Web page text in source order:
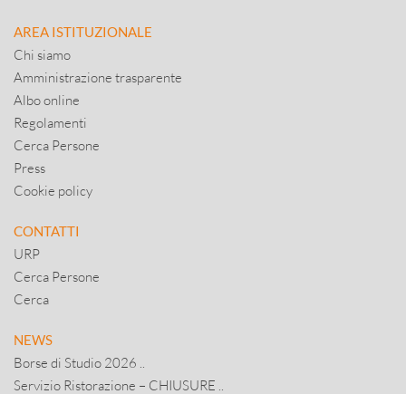
AREA ISTITUZIONALE
Chi siamo
Amministrazione trasparente
Albo online
Regolamenti
Cerca Persone
Press
Cookie policy
CONTATTI
URP
Cerca Persone
Cerca
NEWS
Borse di Studio 2026 ..
Servizio Ristorazione – CHIUSURE ..